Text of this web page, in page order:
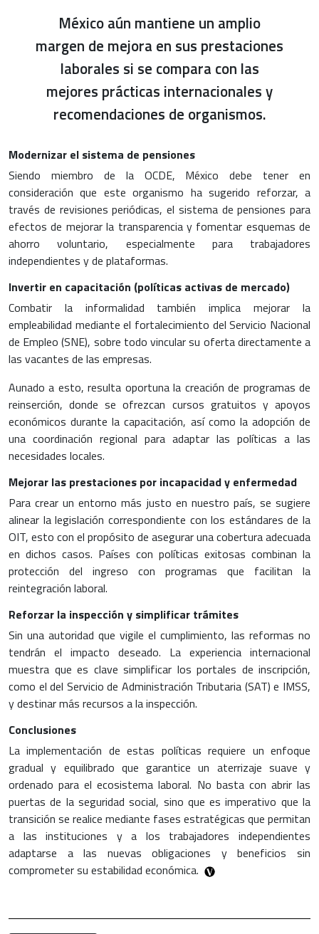
México aún mantiene un amplio
margen de mejora en sus prestaciones
laborales si se compara con las
mejores prácticas internacionales y
recomendaciones de organismos.
Modernizar el sistema de pensiones
Siendo miembro de la OCDE, México debe tener en
consideración que este organismo ha sugerido reforzar, a
través de revisiones periódicas, el sistema de pensiones para
efectos de mejorar la transparencia y fomentar esquemas de
ahorro voluntario, especialmente para trabajadores
independientes y de plataformas.
Invertir en capacitación (políticas activas de mercado)
Combatir la informalidad también implica mejorar la
empleabilidad mediante el fortalecimiento del Servicio Nacional
de Empleo (SNE), sobre todo vincular su oferta directamente a
las vacantes de las empresas.
Aunado a esto, resulta oportuna la creación de programas de
reinserción, donde se ofrezcan cursos gratuitos y apoyos
económicos durante la capacitación, así como la adopción de
una coordinación regional para adaptar las políticas a las
necesidades locales.
Mejorar las prestaciones por incapacidad y enfermedad
Para crear un entorno más justo en nuestro país, se sugiere
alinear la legislación correspondiente con los estándares de la
OIT, esto con el propósito de asegurar una cobertura adecuada
en dichos casos. Países con políticas exitosas combinan la
protección del ingreso con programas que facilitan la
reintegración laboral.
Reforzar la inspección y simplificar trámites
Sin una autoridad que vigile el cumplimiento, las reformas no
tendrán el impacto deseado. La experiencia internacional
muestra que es clave simplificar los portales de inscripción,
como el del Servicio de Administración Tributaria (SAT) e IMSS,
y destinar más recursos a la inspección.
Conclusiones
La implementación de estas políticas requiere un enfoque
gradual y equilibrado que garantice un aterrizaje suave y
ordenado para el ecosistema laboral. No basta con abrir las
puertas de la seguridad social, sino que es imperativo que la
transición se realice mediante fases estratégicas que permitan
a las instituciones y a los trabajadores independientes
adaptarse a las nuevas obligaciones y beneficios sin
comprometer su estabilidad económica.